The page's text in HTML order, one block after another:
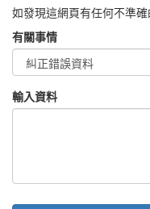
如發現這網頁有任何不準
有關事情
輸入資料